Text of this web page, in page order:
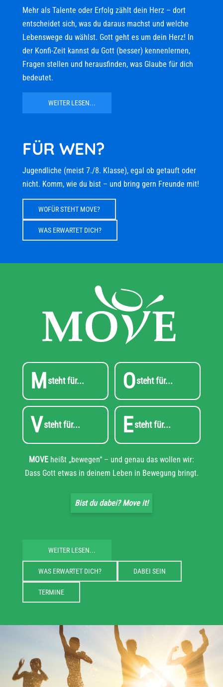
Mehr als Talente oder Erfolg zählt dein Herz – dort
entscheidet sich, was du daraus machst und welche
Lebenswege du wählst. Gott geht es um dein Herz! In
der Konfi-Zeit kannst du Gott (besser) kennenlernen,
Fragen stellen und herausfinden, was Glaube für dich
bedeutet.
WEITER LESEN...
FÜR WEN?
Jugendliche (meist 7./8. Klasse), egal ob getauft oder
nicht. Komm, wie du bist – und bring gern Freunde mit!
WOFÜR STEHT MOVE?
WAS ERWARTET DICH?
Msteht für... Osteht für...
Vsteht für... Esteht für...
MOVE heißt „bewegen“ – und genau das wollen wir:
Dass Gott etwas in deinem Leben in Bewegung bringt.
Bist du dabei? Move it!
WEITER LESEN...
WAS ERWARTET DICH? DABEI SEIN
TERMINE